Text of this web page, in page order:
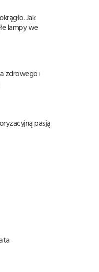
Jak
lampy we
zdrowego i
pasją